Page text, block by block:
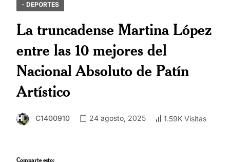
- DEPORTES
La truncadense Martina López
entre las 10 mejores del
Nacional Absoluto de Patín
Artístico
C1400910 24 agosto, 2025 1.59K Visitas
Comparte esto: